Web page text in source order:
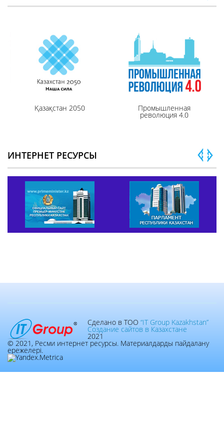
Қазақстан 2050 Промышленная
революция 4.0
ИНТЕРНЕТ РЕСУРСЫ
Сделано в ТОО “IT Group Kazakhstan”
Создание сайтов в Казахстане
2021
© 2021, Ресми интернет ресурсы. Материалдарды пайдалану
ережелері.